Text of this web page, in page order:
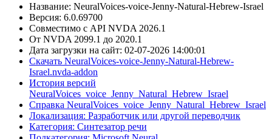
Название: NeuralVoices-voice-Jenny-Natural-Hebrew-Israel
Версия: 6.0.69700
Совместимо с API NVDA 2026.1
От NVDA 2099.1 до 2020.1
Дата загрузки на сайт: 02-07-2026 14:00:01
Скачать NeuralVoices-voice-Jenny-Natural-Hebrew-
Israel.nvda-addon
История версий
NeuralVoices_voice_Jenny_Natural_Hebrew_Israel
Справка NeuralVoices_voice_Jenny_Natural_Hebrew_Israel
Локализация: Разработчик или другой переводчик
Категория: Синтезатор речи